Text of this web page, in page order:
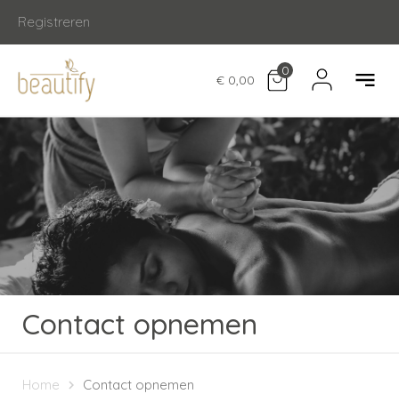
Registreren
0
€ 0,00
Contact opnemen
Home Contact opnemen